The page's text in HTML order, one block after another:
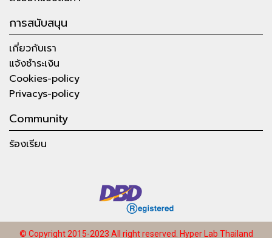
การสนับสนุน
เกี่ยวกับเรา
แจ้งชำระเงิน
Cookies-policy
Privacys-policy
Community
ร้องเรียน
© Copyright 2015-2023 All right reserved. Hyper Lab Thailand